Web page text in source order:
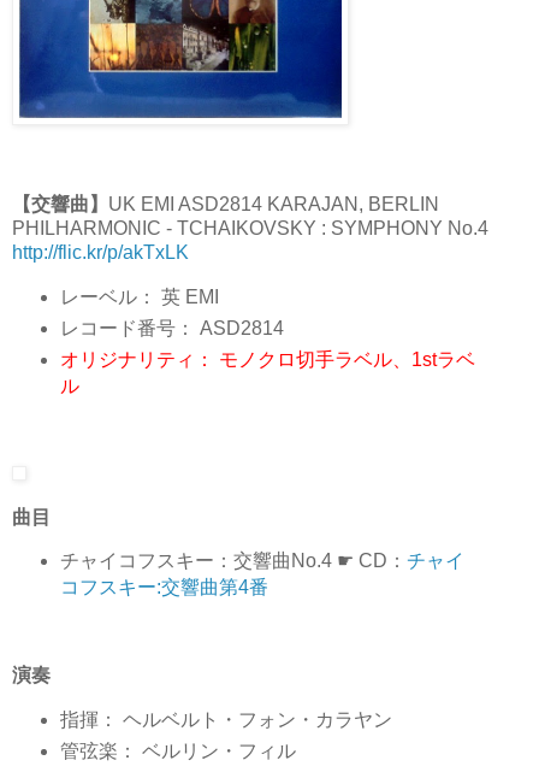
【交響曲】 UK EMI ASD2814 KARAJAN, BERLIN
PHILHARMONIC - TCHAIKOVSKY : SYMPHONY No.4
http://flic.kr/p/akTxLK
レーベル：
英 EMI
レコード番号：
ASD2814
オリジナリティ：
モノクロ切手ラベル、1stラベ
ル
曲目
チャイコフスキー：交響曲No.4 ☛ CD： チャイ
コフスキー:交響曲第4番
演奏
指揮：
ヘルベルト・フォン・カラヤン
管弦楽：
ベルリン・フィル